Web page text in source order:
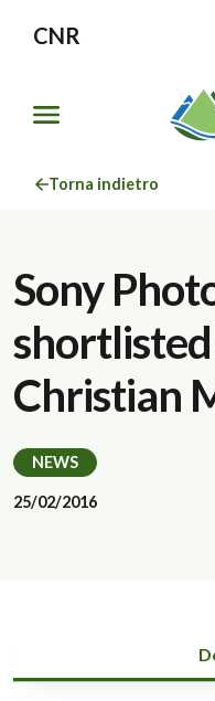
CNR
Torna indietro
Sony
Christian
NEWS
25/02/2016